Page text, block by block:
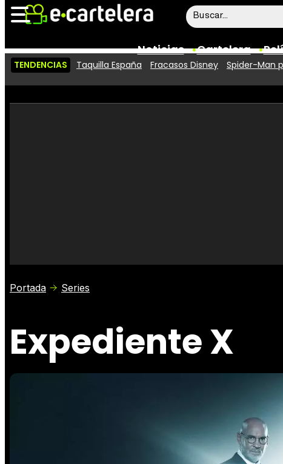
Noticias Cartelera
Vídeos
Taquilla
TENDENCIAS Taquilla España Fracasos Disney Spider-Man
Portada Series
Expediente X